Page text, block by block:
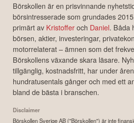
Börskollen är en prisvinnande
börsintresserade som grundades
primärt av Kristofferoch Daniel. Båda
börsen, aktier, investeringar,
motorrelaterat – ämnen som det
Börskollens växande skara läsare.
tillgänglig, kostnadsfritt, har under
hundratusentals gånger och med ett
bland de bästa i branschen.
Disclaimer
Börskollen Sverige AB ("Börskollen") är inte